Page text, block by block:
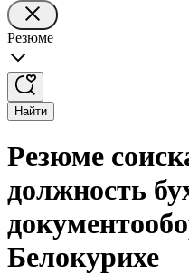
Резюме
Найти
Резюме
должность
Белокурихе